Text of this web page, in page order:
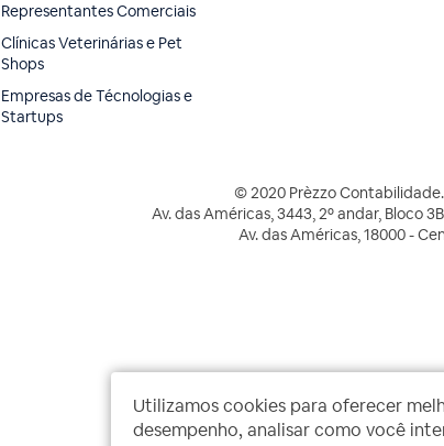
Utilizamos cookies para oferecer
desempenho, analisar como você
Representantes Comerciais
Clínicas Veterinárias e Pet
Shops
Empresas de Técnologias e
Startups
© 2020 Prèzzo
Av. das Américas, 3443, 2º andar, Bloco
Av. das Américas, 18000 -